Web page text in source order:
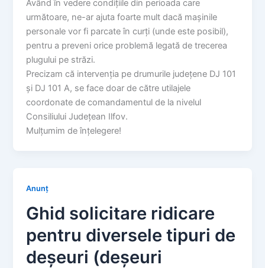
Având în vedere condițiile din perioada care
următoare, ne-ar ajuta foarte mult dacă mașinile
personale vor fi parcate în curți (unde este posibil),
pentru a preveni orice problemă legată de trecerea
plugului pe străzi.
Precizam că intervenția pe drumurile județene DJ 101
și DJ 101 A, se face doar de către utilajele
coordonate de comandamentul de la nivelul
Consiliului Județean Ilfov.
Mulțumim de înțelegere!
Anunț
Ghid solicitare ridicare
pentru diversele tipuri de
deșeuri (deșeuri